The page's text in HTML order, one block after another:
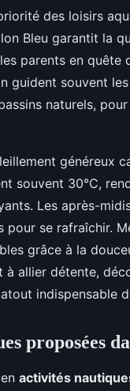
des loisirs
Bleu garantit la
parents en
guident souvent
naturels,
généreux
souvent 30°C,
Les après-
pour se rafraîchir.
grâce à la
à allier détente,
indispensable
proposées
activités